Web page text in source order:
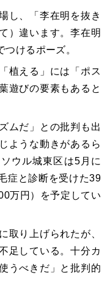
し、「李在明を抜き
）違います。李在明
けるポーズ。
植える」には「ポス
遊びの要素もあると
ムだ」との批判も出
ような動きがあるら
ウル城東区は5月に
症と診断を受けた39
万円）を予定してい
取り上げられたが、
足している。十分カ
うべきだ」と批判的